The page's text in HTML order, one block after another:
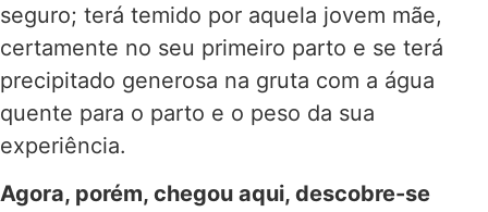
seguro; terá temido por aquela jovem mãe,
certamente no seu primeiro parto e se terá
precipitado generosa na gruta com a água
quente para o parto e o peso da sua
experiência.
Agora, porém, chegou aqui, descobre-se